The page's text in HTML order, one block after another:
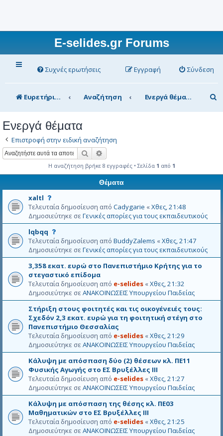
E-selides.gr Forums
Συχνές ερωτήσεις Σύνδεση
Εγγραφή
Ευρετήριο Δ. Συζήτησης Αναζήτηση Ενεργά θέματα
ν
Ενεργά θέματα
Επιστροφή στην ειδική αναζήτηση
Αναζήτηση
Η αναζήτηση βρήκε 8 εγγραφές • Σελίδα 1 από 1
Θέματα
xaltl
υ
τ
ό
τ
ο
θ
έ
μ
α
δ
ε
ε
κ
ρ
ί
θ
η
κ
ε
Τελευταία δημοσίευση από Cadygarie «Χθες, 21:48
Δημοσιεύτηκε σε Γενικές απορίες για τους εκπαιδευτικούς
lqbqq
υ
τ
ό
τ
ο
θ
έ
μ
α
δ
ε
ν
ε
κ
ρ
θ
η
κ
ε
Τελευταία δημοσίευση από BuddyZalems «Χθες, 21:47
Δημοσιεύτηκε σε Γενικές απορίες για τους εκπαιδευτικούς
3,358 εκατ. ευρώ στο Πανεπιστήμιο Κρήτης για το
στεγαστικό επίδομα
Τελευταία δημοσίευση από e-selides «Χθες, 21:32
Δημοσιεύτηκε σε ΑΝΑΚΟΙΝΩΣΕΙΣ Υπουργείου Παιδείας
Στήριξη στους φοιτητές και τις οικογένειές τους:
Σχεδόν 2,3 εκατ. ευρώ για τη φοιτητική στέγη στο
Πανεπιστήμιο Θεσσαλίας
Τελευταία δημοσίευση από e-selides «Χθες, 21:29
Δημοσιεύτηκε σε ΑΝΑΚΟΙΝΩΣΕΙΣ Υπουργείου Παιδείας
Κάλυψη με απόσπαση δύο (2) θέσεων κλ. ΠΕ11
Φυσικής Αγωγής στο ΕΣ Βρυξέλλες ΙΙΙ
Τελευταία δημοσίευση από e-selides «Χθες, 21:27
Δημοσιεύτηκε σε ΑΝΑΚΟΙΝΩΣΕΙΣ Υπουργείου Παιδείας
Κάλυψη με απόσπαση της θέσης κλ. ΠΕ03
Μαθηματικών στο ΕΣ Βρυξέλλες ΙΙΙ
Τελευταία δημοσίευση από e-selides «Χθες, 21:25
Δημοσιεύτηκε σε ΑΝΑΚΟΙΝΩΣΕΙΣ Υπουργείου Παιδείας